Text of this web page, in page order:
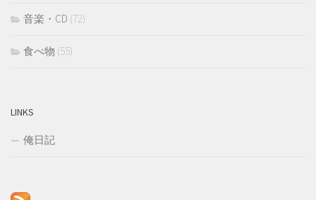
音楽・CD (72)
食べ物 (55)
LINKS
俺日記